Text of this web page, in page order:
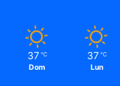
37 ℃
Dom
37 ℃
Lun